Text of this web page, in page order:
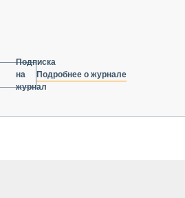
Подписка
на
журнал
Подробнее о журнале